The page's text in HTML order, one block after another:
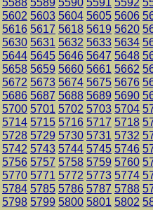
5602 5603 5604 5605 5606
5616 5617 5618 5619 5620
5630 5631 5632 5633 5634
5644 5645 5646 5647 5648
5658 5659 5660 5661 5662
5672 5673 5674 5675 5676
5686 5687 5688 5689 5690
5700 5701 5702 5703 5704
5714 5715 5716 5717 5718
5728 5729 5730 5731 5732
5742 5743 5744 5745 5746
5756 5757 5758 5759 5760
5770 5771 5772 5773 5774
5784 5785 5786 5787 5788
5798 5799 5800 5801 5802